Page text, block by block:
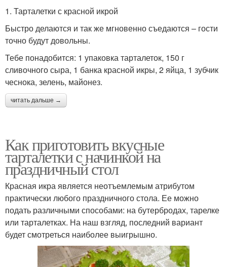
1. Тарталетки с красной икрой
Быстро делаются и так же мгновенно съедаются – гости
точно будут довольны.
Тебе понадобится: 1 упаковка тарталеток, 150 г
сливочного сыра, 1 банка красной икры, 2 яйца, 1 зубчик
чеснока, зелень, майонез.
читать дальше →
Как приготовить вкусные
тарталетки с начинкой на
праздничный стол
Красная икра является неотъемлемым атрибутом
практически любого праздничного стола. Ее можно
подать различными способами: на бутербродах, тарелке
или тарталетках. На наш взгляд, последний вариант
будет смотреться наиболее выигрышно.